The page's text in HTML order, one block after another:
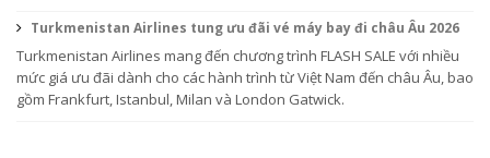
Turkmenistan Airlines tung ưu đãi vé máy bay đi châu Âu 2026
Turkmenistan Airlines mang đến chương trình FLASH SALE với nhiều
mức giá ưu đãi dành cho các hành trình từ Việt Nam đến châu Âu, bao
gồm Frankfurt, Istanbul, Milan và London Gatwick.